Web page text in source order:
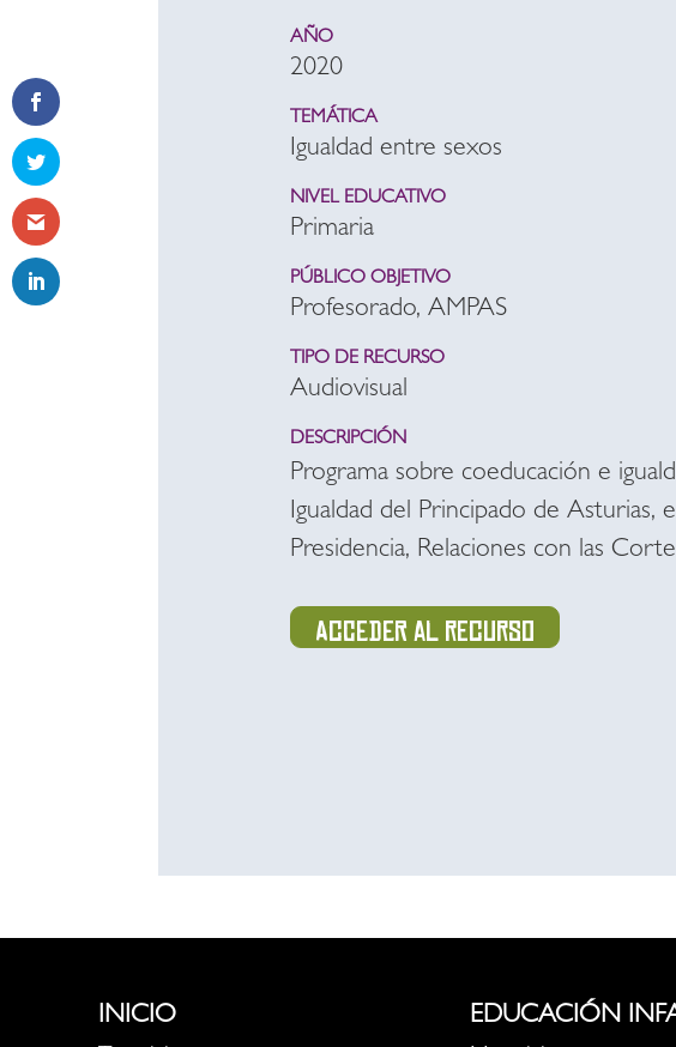
AÑO
2020
TEMÁTICA
Igualdad entre sexos
NIVEL EDUCATIVO
Primaria
PÚBLICO OBJETIVO
Profesorado, AMPAS
TIPO DE RECURSO
Audiovisual
DESCRIPCIÓN
Programa sobre coeducación e
Igualdad del Principado de
Presidencia, Relaciones con las
Acceder al recurso
INICIO EDUCACIÓN